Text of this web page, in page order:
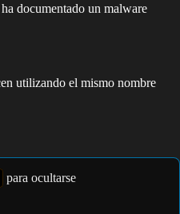
documentado un malware
utilizando el mismo nombre
para ocultarse